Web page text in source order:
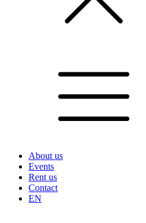
About us
Events
Rent us
Contact
EN